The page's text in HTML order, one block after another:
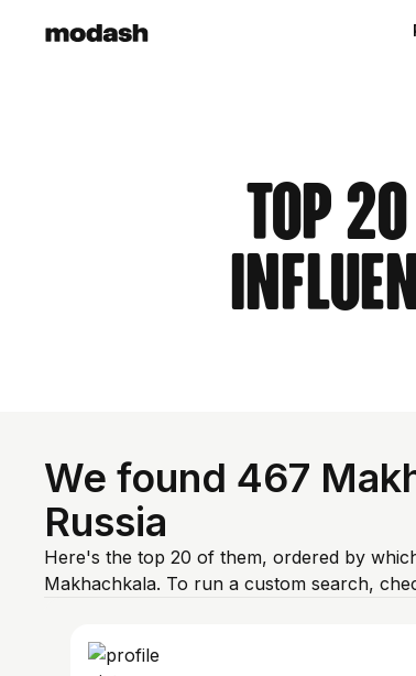
Top
We found 467
Russia
Here's the top 20 of them, ordered by
Makhachkala. To run a custom search,